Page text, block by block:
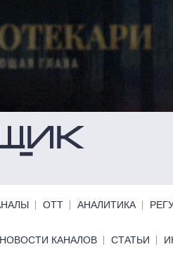
ОТТ АНАЛИТИКА
НОВОСТИ КАНАЛОВ СТАТЬИ